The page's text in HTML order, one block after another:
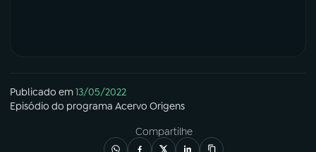
Publicado em13/05/2022
Episódio do programa Acervo Origens
Compartilhe